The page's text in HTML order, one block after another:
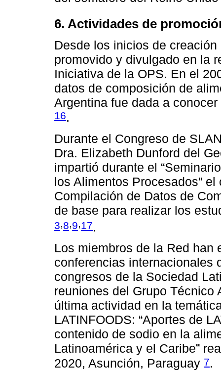
6. Actividades de
Desde los inicios de
promovido y divulgado en la
Iniciativa de la OPS. En el
datos de composición de
Argentina fue dada a
16.
Durante el Congreso de
Dra. Elizabeth Dunford del
impartió durante el
los Alimentos Procesados”
Compilación de Datos de
de base para realizar los
3,8,9,17.
Los miembros de la Red han
conferencias internacionales
congresos de la Sociedad
reuniones del Grupo Técnico
última actividad en la
LATINFOODS: “Aportes de
contenido de sodio en la
Latinoamérica y el Caribe”
2020, Asunción, Paraguay 7.